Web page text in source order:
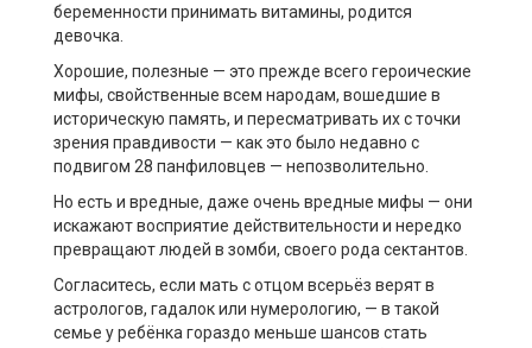
беременности принимать витамины, родится
девочка.
Хорошие, полезные — это прежде всего героические
мифы, свойственные всем народам, вошедшие в
историческую память, и пересматривать их с точки
зрения правдивости — как это было недавно с
подвигом 28 панфиловцев — непозволительно.
Но есть и вредные, даже очень вредные мифы — они
искажают восприятие действительности и нередко
превращают людей в зомби, своего рода сектантов.
Согласитесь, если мать с отцом всерьёз верят в
астрологов, гадалок или нумерологию, — в такой
семье у ребёнка гораздо меньше шансов стать